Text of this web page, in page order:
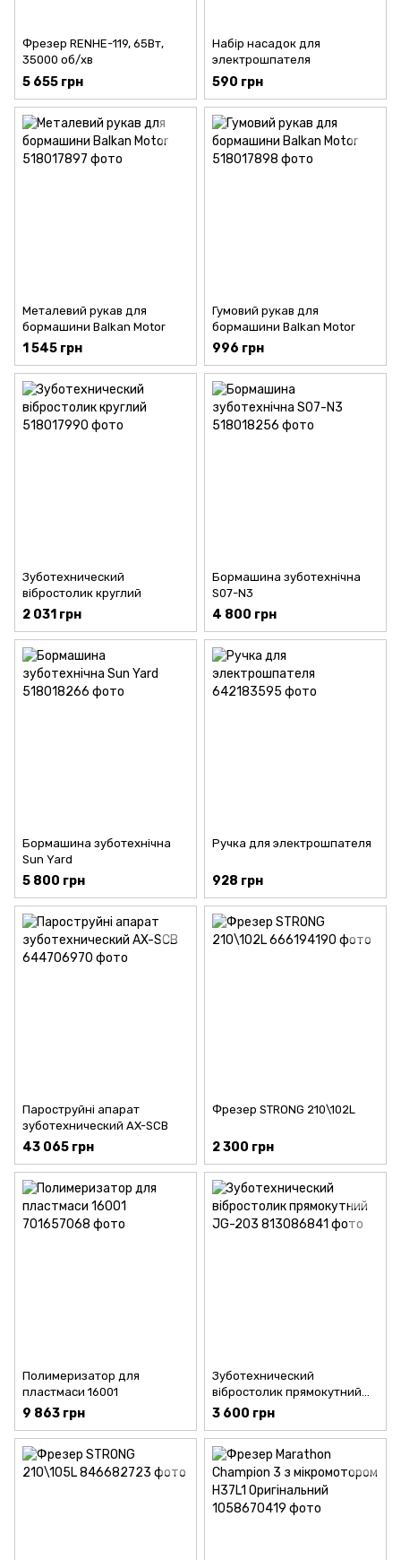
Фрезер RENHE-119, 65Вт,
35000 об/хв
5 655 грн
Набір насадок для
электрошпателя
590 грн
Металевий рукав для
бормашини Balkan Motor
1 545 грн
Гумовий рукав для
бормашини Balkan Motor
996 грн
Зуботехнический
вібростолик круглий
2 031 грн
Бормашина зуботехнічна
S07-N3
4 800 грн
Бормашина зуботехнічна
Sun Yard
5 800 грн
Ручка для электрошпателя
928 грн
Пароструйні апарат
зуботехнический AX-SCB
43 065 грн
Фрезер STRONG 210\102L
2 300 грн
Полимеризатор для
пластмаси 16001
9 863 грн
Зуботехнический
вібростолик прямокутний
JG-203
3 600 грн